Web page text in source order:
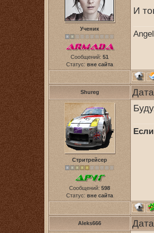
Ученик
Сообщений: 51
Статус: вне сайта
И
Shureg
Стритрейсер
Сообщений: 598
Статус: вне сайта
Aleks666